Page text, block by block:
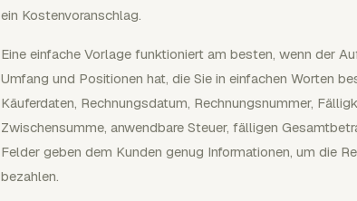
ein Kostenvoranschlag.
Eine einfache Vorlage funktioniert am besten, wenn der
Umfang und Positionen hat, die Sie in einfachen Worten
Käuferdaten, Rechnungsdatum, Rechnungsnummer,
Zwischensumme, anwendbare Steuer, fälligen
Felder geben dem Kunden genug Informationen, um die
bezahlen.